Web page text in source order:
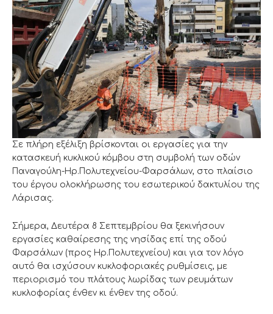
Σε πλήρη εξέλιξη βρίσκονται οι εργασίες για την
κατασκευή κυκλικού κόμβου στη συμβολή των οδών
Παναγούλη-Ηρ.Πολυτεχνείου-Φαρσάλων, στο πλαίσιο
του έργου ολοκλήρωσης του εσωτερικού δακτυλίου της
Λάρισας.
Σήμερα, Δευτέρα 8 Σεπτεμβρίου θα ξεκινήσουν
εργασίες καθαίρεσης της νησίδας επί της οδού
Φαρσάλων (προς Ηρ.Πολυτεχνείου) και για τον λόγο
αυτό θα ισχύσουν κυκλοφοριακές ρυθμίσεις, με
περιορισμό του πλάτους λωρίδας των ρευμάτων
κυκλοφορίας ένθεν κι ένθεν της οδού.